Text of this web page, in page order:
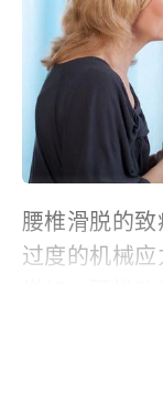
腰椎滑脱的
过度的机械
增加，腰椎
包括搬运重